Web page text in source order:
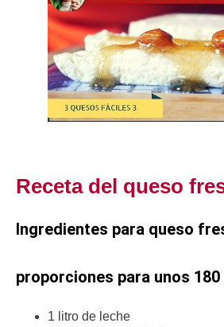
Receta del queso
Ingredientes para queso
proporciones para unos
1 litro de leche